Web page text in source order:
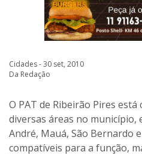
Cidades - 30 set, 2010
Da Redação
O PAT de Ribeirão Pires
diversas áreas no município,
André, Mauá, São Bernardo
compatíveis para a função,